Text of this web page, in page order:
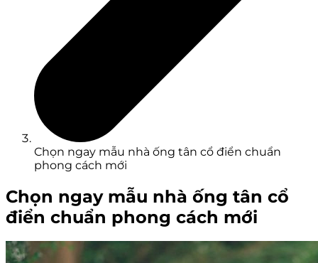
Chọn ngay mẫu nhà ống tân cổ điển chuẩn
phong cách mới
Chọn ngay mẫu nhà ống tân cổ
điển chuẩn phong cách mới